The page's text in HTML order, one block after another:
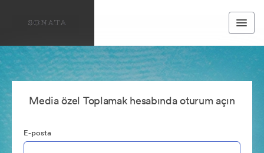
Media özel Toplamak hesabında oturum açın
E-posta